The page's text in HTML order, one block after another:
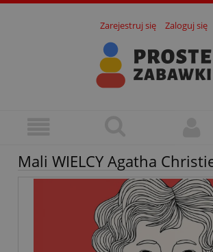
Zarejestruj się Zaloguj się
Mali WIELCY Agatha